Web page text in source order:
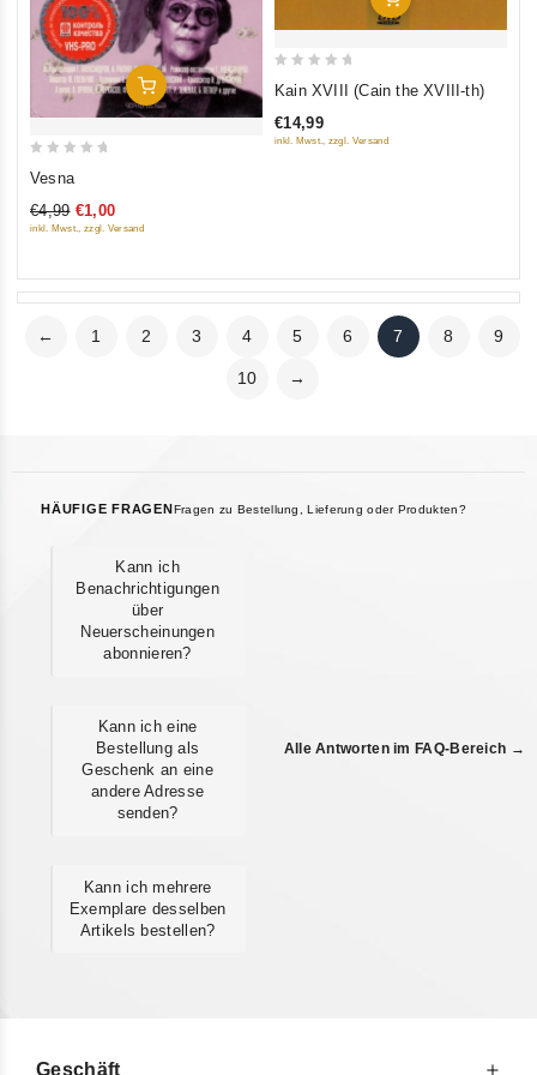
In Den Warenkorb
of
Vesna
€4,99 €1,00
inkl. Mwst., zzgl. Versand
of
Kain XVIII (Cain the XVIII-th)
€14,99
inkl. Mwst., zzgl. Versand
← 1 2 3 4 5 6 7 8 9
10 →
HÄUFIGE FRAGEN Fragen zu Bestellung, Lieferung oder Produkten?
Kann ich
Benachrichtigungen
über
Neuerscheinungen
abonnieren?
Kann ich eine
Bestellung als
Geschenk an eine
andere Adresse
senden?
Kann ich mehrere
Exemplare desselben
Artikels bestellen?
Alle Antworten im FAQ-Bereich →
Geschäft